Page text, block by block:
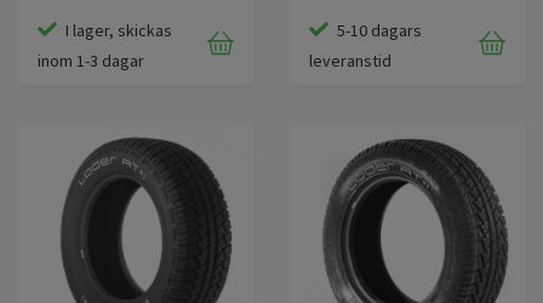
I lager, skickas
inom 1-3 dagar
5-10 dagars
leveranstid